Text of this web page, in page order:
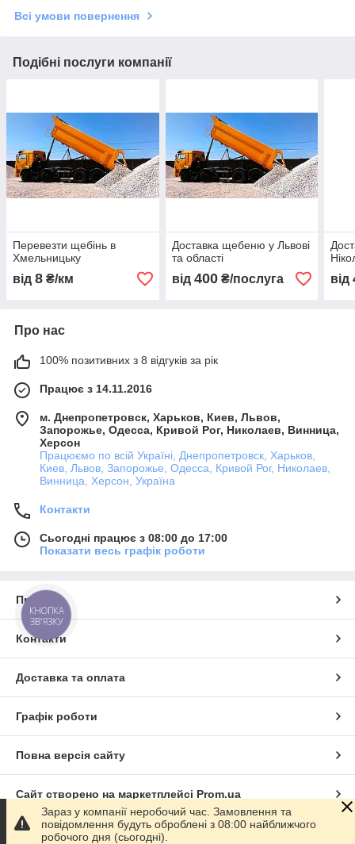
Всі умови повернення
Подібні послуги компанії
Перевезти щебінь в
Хмельницьку
від 8 ₴/км
Доставка щебеню у Львові
та області
від 400₴/послуга від
Про нас
100% позитивних з 8 відгуків за рік
Працює з 14.11.2016
м. Днепропетровск, Харьков, Киев, Львов,
Запорожье, Одесса, Кривой Рог, Николаев, Винница,
Херсон
Працюємо по всій Україні, Днепропетровск, Харьков,
Киев, Львов, Запорожье, Одесса, Кривой Рог, Николаев,
Винница, Херсон, Україна
Контакти
Сьогодні працює з 08:00 до 17:00
Показати весь графік роботи
Про нас
Контакти
Доставка та оплата
Графік роботи
Повна версія сайту
Сайт створено на маркетплейсі Prom.ua
Політика конфіденційності
Зараз у компанії неробочий час. Замовлення та
повідомлення будуть оброблені з 08:00 найближчого
робочого дня (сьогодні).
КНОПКА
ЗВ'ЯЗКУ